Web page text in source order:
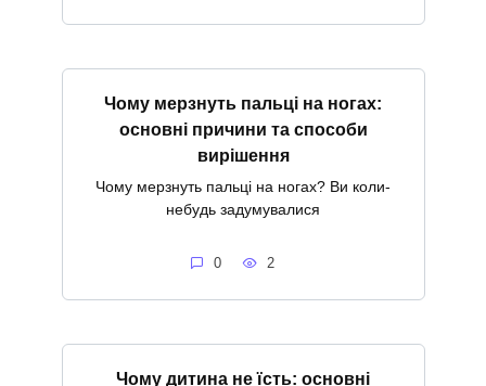
Чому мерзнуть пальці на ногах:
основні причини та способи
вирішення
Чому мерзнуть пальці на ногах? Ви коли-
небудь задумувалися
0 2
Чому дитина не їсть: основні